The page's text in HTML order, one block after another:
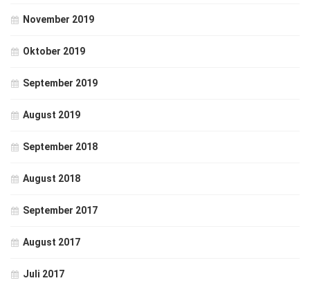
November 2019
Oktober 2019
September 2019
August 2019
September 2018
August 2018
September 2017
August 2017
Juli 2017